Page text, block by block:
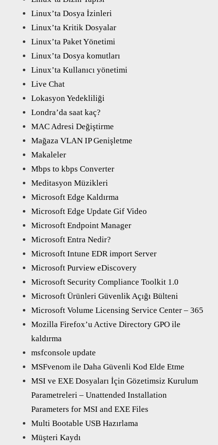
Linux’ta Dosya İzinleri
Linux’ta Kritik Dosyalar
Linux’ta Paket Yönetimi
Linux’ta Dosya komutları
Linux’ta Kullanıcı yönetimi
Live Chat
Lokasyon Yedekliliği
Londra’da saat kaç?
MAC Adresi Değiştirme
Mağaza VLAN IP Genişletme
Makaleler
Mbps to kbps Converter
Meditasyon Müzikleri
Microsoft Edge Kaldırma
Microsoft Edge Update Gif Video
Microsoft Endpoint Manager
Microsoft Entra Nedir?
Microsoft Intune EDR import Server
Microsoft Purview eDiscovery
Microsoft Security Compliance Toolkit 1.0
Microsoft Ürünleri Güvenlik Açığı Bülteni
Microsoft Volume Licensing Service Center – 365
Mozilla Firefox’u Active Directory GPO ile
kaldırma
msfconsole update
MSFvenom ile Daha Güvenli Kod Elde Etme
MSI ve EXE Dosyaları İçin Gözetimsiz Kurulum
Parametreleri – Unattended Installation
Parameters for MSI and EXE Files
Multi Bootable USB Hazırlama
Müşteri Kaydı